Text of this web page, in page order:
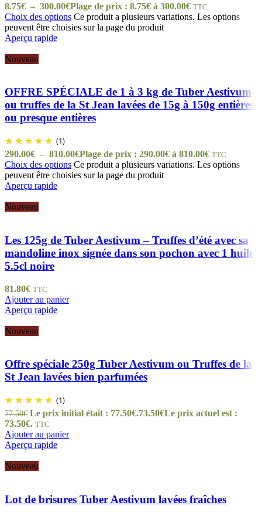
8.75€ – 300.00€Plage de prix : 8.75€ à 300.00€ TTC
Choix des options Ce produit a plusieurs variations. Les options
peuvent être choisies sur la page du produit
Aperçu rapide
Nouveau
OFFRE SPÉCIALE de 1 à 3 kg de Tuber Aestivum
ou truffes de la St Jean lavées de 15g à 150g entières
ou presque entières
(1)
290.00€ – 810.00€Plage de prix : 290.00€ à 810.00€ TTC
Choix des options Ce produit a plusieurs variations. Les options
peuvent être choisies sur la page du produit
Aperçu rapide
Nouveau
Les 125g de Tuber Aestivum – Truffes d’été avec sa
mandoline inox signée dans son pochon avec 1 huile
5.5cl noire
81.80€ TTC
Ajouter au panier
Aperçu rapide
Nouveau
Offre spéciale 250g Tuber Aestivum ou Truffes de la
St Jean lavées bien parfumées
(1)
77.50€ Le prix initial était : 77.50€.73.50€Le prix actuel est :
73.50€. TTC
Ajouter au panier
Aperçu rapide
Nouveau
Lot de brisures Tuber Aestivum lavées fraîches